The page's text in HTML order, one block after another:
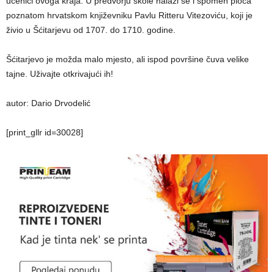
poznatom hrvatskom književniku Pavlu Ritteru Vitezoviću, koji je
živio u Šćitarjevu od 1707. do 1710. godine.
Šćitarjevo je možda malo mjesto, ali ispod površine čuva velike
tajne. Uživajte otkrivajući ih!
autor: Dario Drvodelić
[print_gllr id=30028]